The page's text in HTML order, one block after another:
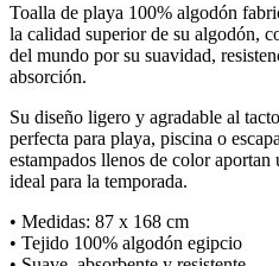
Toalla de playa 100% algodón
la calidad superior de su algodón,
del mundo por su suavidad,
absorción.
Su diseño ligero y agradable al
perfecta para playa, piscina o
estampados llenos de color
ideal para la temporada.
• Medidas: 87 x 168 cm
• Tejido 100% algodón egipcio